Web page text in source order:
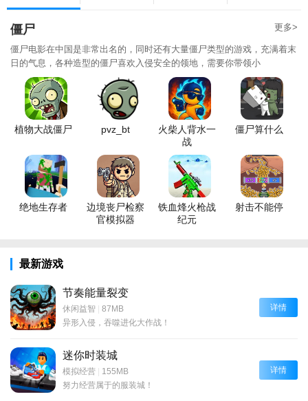
僵尸 更多>
僵尸电影在中国是非常出名的，同时还有大量僵尸类型的游戏，充满着末
日的气息，各种造型的僵尸喜欢入侵安全的领地，需要你带领小
植物大战僵尸 pvz_bt
火柴人背水一
战
僵尸算什么
绝地生存者
边境丧尸检察
官模拟器
铁血烽火枪战
纪元
射击不能停
最新游戏
节奏能量裂变
休闲益智 | 87MB
异形入侵，吞噬进化大作战！
详情
迷你时装城
模拟经营 | 155MB
努力经营属于的服装城！
详情